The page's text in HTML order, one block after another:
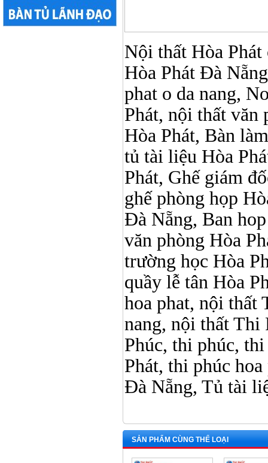
Nội thất Hòa
Hòa Phát Đà
phat o da nang,
Phát, nội thất văn
Hòa Phát, Bàn
tủ tài liệu Hòa
Phát, Ghế giám
ghế phòng họp
Đà Nẵng, Ban
văn phòng Hòa
trường học Hòa
quầy lễ tân Hòa
hoa phat, nội thất
nang, nội thất Thi
Phúc, thi phúc,
Phát, thi phúc
Đà Nẵng, Tủ tài
SẢN PHẨM CÙNG THỂ LOẠI